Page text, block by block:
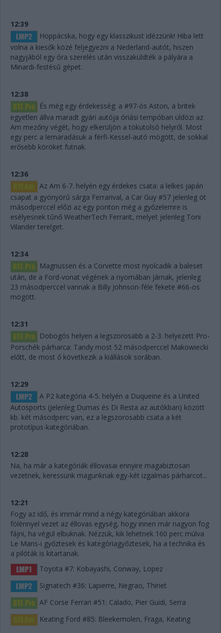
12:39
Hoppácska, hogy egy klasszikust idézzünk! Hiba lett
volna a kiesők közé feljegyezni a Nederland-autót, hiszen
nagyjából egy óra szerelés után visszaküldték a pályára a
Minardi-festésű gépet.
12:38
És még egy érdekesség: a #97-ös Aston, a britek
egyetlen állva maradt gyári autója óriási tempóban üldözi az
Am mezőny végét, hogy elkerüljön a tökutolsó helyről. Most
egy perc a lemaradásuk a férfi-Kessel-autó mögött, de sokkal
erősebb köröket futnak.
12:36
Az Am 6-7. helyén egy érdekes csata: a lelkes japán
csapat a gyönyörű sárga Ferrarival, a Car Guy #57 jelenleg öt
másodperccel előzi az egy ponton még a győzelemre is
esélyesnek tűnő WeatherTech Ferrarit, melyet jelenleg Toni
Vilander terelget.
12:34
Magnussen és a Corvette most nyolcadik a baleset
után, de a Ford-vonat végének a nyomában járnak, jelenleg
23 másodperccel vannak a Billy Johnson-féle fekete #66-os
mögött.
12:31
Dobogós helyen a legszorosabb a 2-3. helyezett Pro-
Porschék párharca: Tandy most 52 másodperccel Makowiecki
előtt, de most ő következik a kiállások sorában.
12:29
A P2 kategória 4-5. helyén a Duqueine és a United
Autosports (jelenleg Dumas és Di Resta az autókban) között
kb. két másodperc van, ez a legszorosabb csata a két
prototípus-kategóriában.
12:28
Na, ha már a kategóriák éllovasai ennyire magabiztosan
vezetnek, keressünk magunknak egy-két izgalmas párharcot...
12:21
Fogy az idő, és immár mind a négy kategóriában akkora
fölénnyel vezet az éllovas egység, hogy innen már nagyon fog
fájni, ha végül elbuknak. Nézzük, kik lehetnek 160 perc múlva
Le Mans-i győztesek és kategóriagyőztesek, ha a technika és
a pilóták is kitartanak.
Toyota #7: Kobayashi, Conway, Lopez
Signatech #36: Lapierre, Negrao, Thiriet
AF Corse Ferrari #51: Calado, Pier Guidi, Serra
Keating Ford #85: Bleekemolen, Fraga, Keating